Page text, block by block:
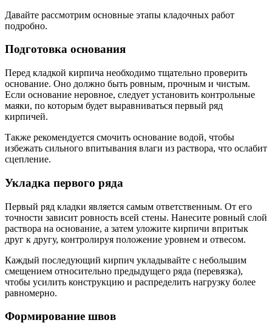
Давайте рассмотрим основные этапы кладочных работ
подробно.
Подготовка основания
Перед кладкой кирпича необходимо тщательно проверить
основание. Оно должно быть ровным, прочным и чистым.
Если основание неровное, следует установить контрольные
маяки, по которым будет выравниваться первый ряд
кирпичей.
Также рекомендуется смочить основание водой, чтобы
избежать сильного впитывания влаги из раствора, что ослабит
сцепление.
Укладка первого ряда
Первый ряд кладки является самым ответственным. От его
точности зависит ровность всей стены. Нанесите ровный слой
раствора на основание, а затем уложите кирпичи впритык
друг к другу, контролируя положение уровнем и отвесом.
Каждый последующий кирпич укладывайте с небольшим
смещением относительно предыдущего ряда (перевязка),
чтобы усилить конструкцию и распределить нагрузку более
равномерно.
Формирование швов